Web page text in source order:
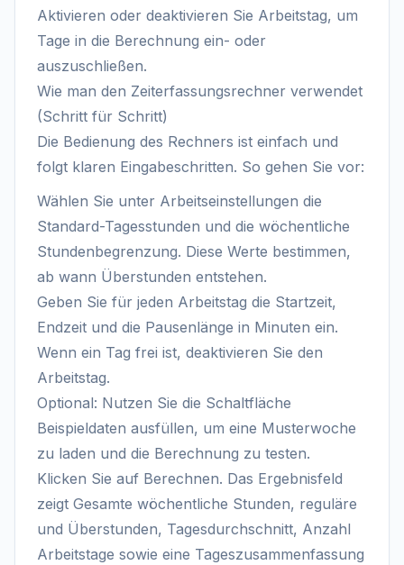
Aktivieren oder deaktivieren Sie Arbeitstag, um
Tage in die Berechnung ein- oder
auszuschließen.
Wie man den Zeiterfassungsrechner verwendet
(Schritt für Schritt)
Die Bedienung des Rechners ist einfach und
folgt klaren Eingabeschritten. So gehen Sie vor:
Wählen Sie unter Arbeitseinstellungen die
Standard-Tagesstunden und die wöchentliche
Stundenbegrenzung. Diese Werte bestimmen,
ab wann Überstunden entstehen.
Geben Sie für jeden Arbeitstag die Startzeit,
Endzeit und die Pausenlänge in Minuten ein.
Wenn ein Tag frei ist, deaktivieren Sie den
Arbeitstag.
Optional: Nutzen Sie die Schaltfläche
Beispieldaten ausfüllen, um eine Musterwoche
zu laden und die Berechnung zu testen.
Klicken Sie auf Berechnen. Das Ergebnisfeld
zeigt Gesamte wöchentliche Stunden, reguläre
und Überstunden, Tagesdurchschnitt, Anzahl
Arbeitstage sowie eine Tageszusammenfassung